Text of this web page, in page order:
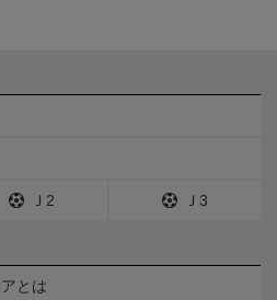
Ｊ2 Ｊ3
とは